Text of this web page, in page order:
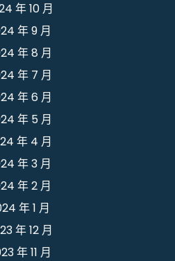
年 10 月
年 9 月
年 8 月
年 7 月
年 6 月
年 5 月
年 4 月
年 3 月
年 2 月
年 1 月
年 12 月
年 11 月